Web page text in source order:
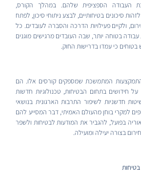
העבודה הספציפית שלהם. במהלך הקורס,
סיכונים בטיחותיים, לבצע ניתוחי סיכון, לפתח
ולקיים פעילויות הדרכה והסברה לעובדים. כל
בטוחה יותר, שבה העובדים מרגישים מוגנים
בטוחים כי עמדו בדרישות החוק.
המתמשכת שמספקים קורסים אלו. הם
על חידושים בתחום הבטיחות, טכנולוגיות חדשות
חדשניות לשיפור התרבות הארגונית בנושאי
למקרי בוחן מהעולם האמיתי, דבר המסייע להם
בפועל, להגביר את המודעות לבטיחות ולשפר
בצורה יעילה ומועילה.